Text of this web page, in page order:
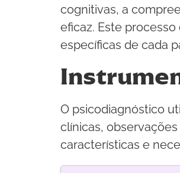
cognitivas, a
eficaz. Este
específicas de cada
O psicodiagnóstico
clínicas,
características e